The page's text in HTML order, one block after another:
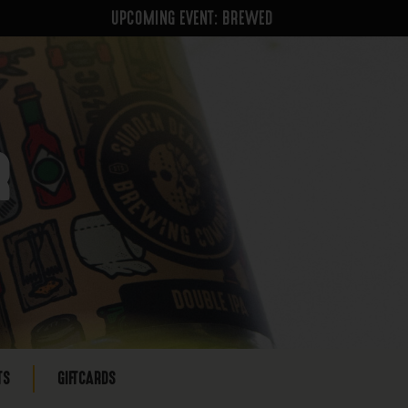
UPCOMING EVENT: BREWED
GIFTCARDS